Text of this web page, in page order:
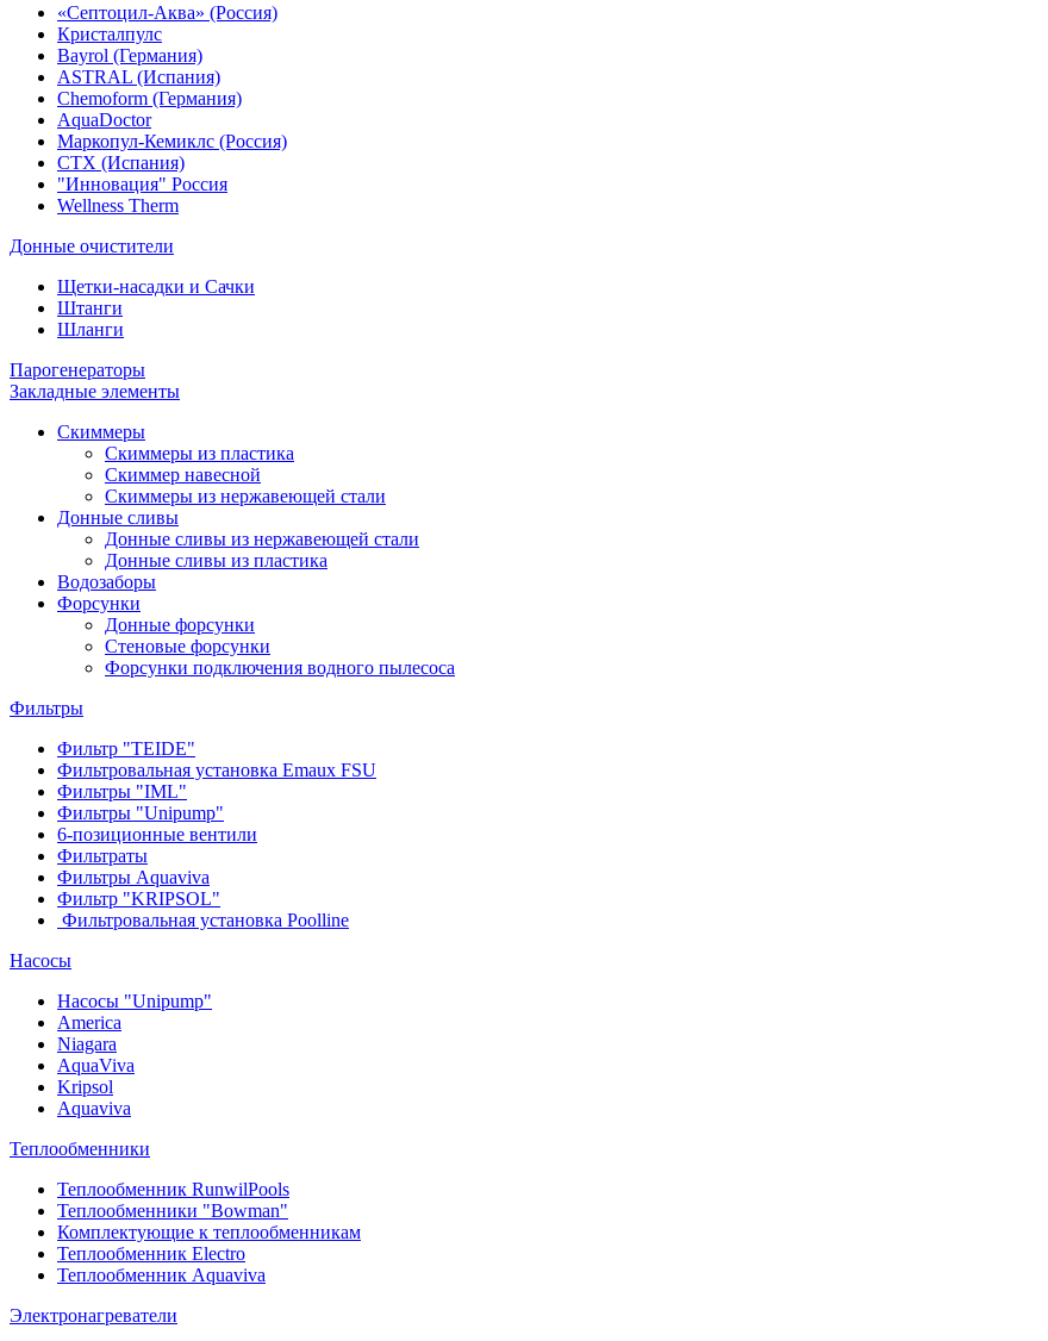
«Септоцил-Аква» (Россия)
Кристалпулс
Bayrol (Германия)
ASTRAL (Испания)
Chemoform (Германия)
AquaDoctor
Маркопул-Кемиклс (Россия)
CTX (Испания)
"Инновация" Россия
Wellness Therm
Донные очистители
Щетки-насадки и Сачки
Штанги
Шланги
Парогенераторы
Закладные элементы
Скиммеры
Скиммеры из пластика
Скиммер навесной
Скиммеры из нержавеющей стали
Донные сливы
Донные сливы из нержавеющей стали
Донные сливы из пластика
Водозаборы
Форсунки
Донные форсунки
Стеновые форсунки
Форсунки подключения водного пылесоса
Фильтры
Фильтр "TEIDE"
Фильтровальная установка Emaux FSU
Фильтры "IML"
Фильтры "Unipump"
6-позиционные вентили
Фильтраты
Фильтры Aquaviva
Фильтр "KRIPSOL"
Фильтровальная установка Poolline
Насосы
Насосы "Unipump"
Ameriсa
Niagara
AquaViva
Kripsol
Aquaviva
Теплообменники
Теплообменник RunwilPools
Теплообменники "Bowman"
Комплектующие к теплообменникам
Теплообменник Electro
Теплообменник Aquaviva
Электронагреватели